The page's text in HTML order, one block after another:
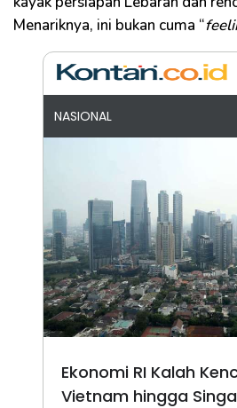
Menariknya, ini bukan cuma “
NASIONAL
Ekonomi RI Kalah
Vietnam hingga